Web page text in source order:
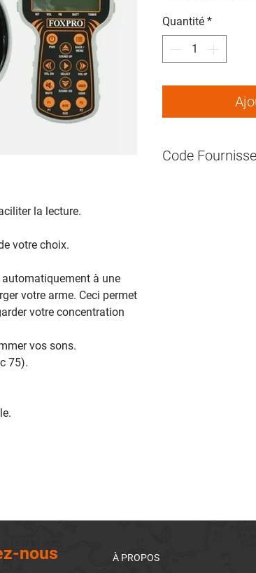
la lecture.
votre choix.
à une
votre arme. Ceci permet
votre concentration
vos sons.
75).
Quantité *
Code
nous
À PROPOS